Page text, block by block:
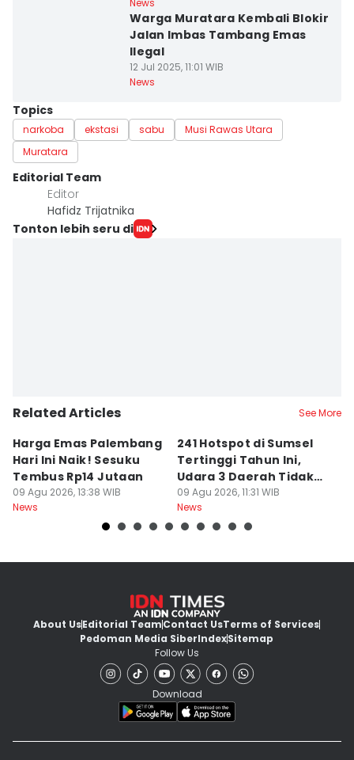
News
Warga Muratara Kembali Blokir
Jalan Imbas Tambang Emas
Ilegal
12 Jul 2025, 11:01 WIB
News
Topics
narkoba ekstasi sabu
Musi Rawas Utara
Muratara
Editorial Team
Editor
Hafidz Trijatnika
Tonton lebih seru di
Related Articles See More
Harga Emas Palembang
Hari Ini Naik! Sesuku
Tembus Rp14 Jutaan
09 Agu 2026, 13:38 WIB
News
241 Hotspot di Sumsel
Tertinggi Tahun Ini,
Udara 3 Daerah Tidak
Sehat
09 Agu 2026, 11:31 WIB
News
About UsEditorial TeamContact UsTerms of Services
Pedoman Media SiberIndexSitemap
Follow Us
Download